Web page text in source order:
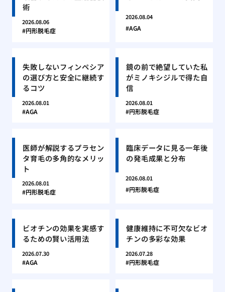
術
2026.08.06
円形脱毛症
2026.08.04
AGA
失敗しないフィンペシア
の選び方と安全に継続す
るコツ
2026.08.01
AGA
鏡の前で絶望していた私
がミノキシジルで得た自
信
2026.08.01
円形脱毛症
医師が解説するプラセン
タ育毛の多角的なメリッ
ト
2026.08.01
円形脱毛症
臨床データに見る一年後
の発毛成果と分布
2026.08.01
円形脱毛症
ビオチンの効果を実感す
るための賢い活用法
2026.07.30
AGA
健康維持に不可欠なビオ
チンの多彩な効果
2026.07.28
円形脱毛症